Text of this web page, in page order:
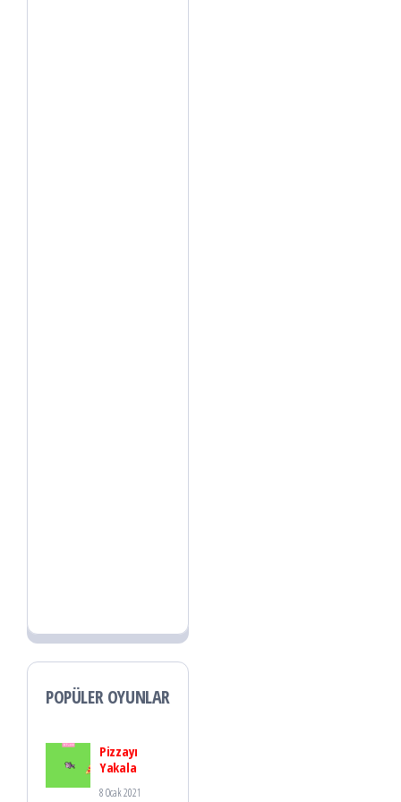
POPÜLER OYUNLAR
Pizzayı
Yakala
8 Ocak 2021